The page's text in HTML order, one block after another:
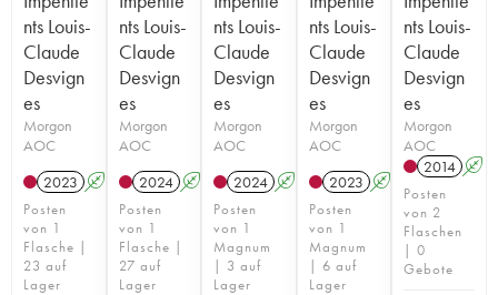
nts Louis-
Claude
Desvign
es
Morgon
AOC
2023 A
Posten
von 1
Flasche |
23 auf
Lager
nts Louis-
Claude
Desvign
es
Morgon
AOC
2024 A
Posten
von 1
Flasche |
27 auf
Lager
nts Louis-
Claude
Desvign
es
Morgon
AOC
2024 A
Posten
von 1
Magnum
| 3 auf
Lager
nts Louis-
Claude
Desvign
es
Morgon
AOC
2023 A
Posten
von 1
Magnum
| 6 auf
Lager
nts Louis-
Claude
Desvign
es
Morgon
AOC
2014 A
Posten
von 2
Flaschen
| 0
Gebote